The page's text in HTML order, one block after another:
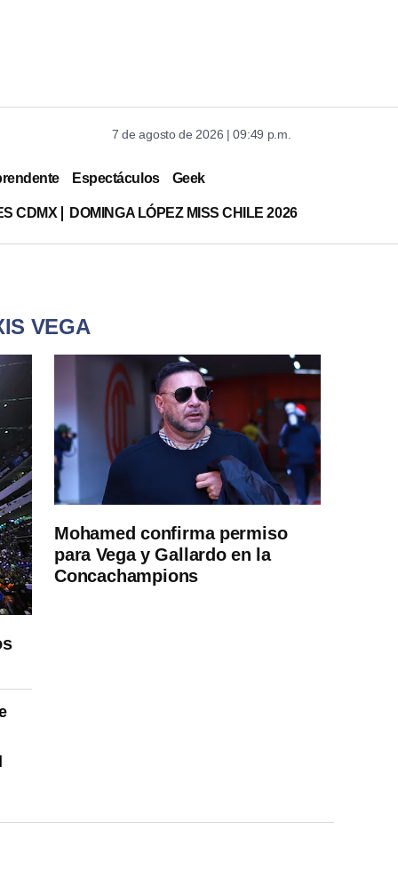
7 de agosto de 2026 | 09:49 p.m.
Espectáculos Geek
CDMX DOMINGA LÓPEZ MISS CHILE 2026
VEGA
Mohamed confirma permiso
para Vega y Gallardo en la
Concachampions